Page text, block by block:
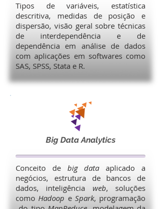
Tipos de variáveis, estatística
descritiva, medidas de posição e
dispersão, visão geral sobre técnicas
de interdependência e de
dependência em análise de dados
com aplicações em softwares como
SAS, SPSS, Stata e R.
Big Data Analytics
Conceito de big data aplicado a
negócios, estrutura de bancos de
dados, inteligência web, soluções
comoHadoop e Spark, programação